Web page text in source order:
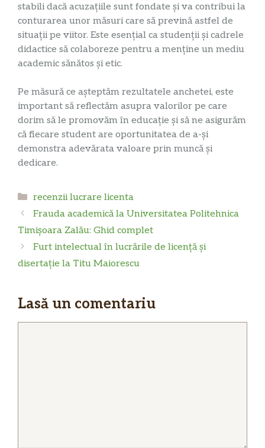
stabili dacă acuzațiile sunt fondate și va contribui la
conturarea unor măsuri care să prevină astfel de
situații pe viitor. Este esențial ca studenții și cadrele
didactice să colaboreze pentru a menține un mediu
academic sănătos și etic.
Pe măsură ce așteptăm rezultatele anchetei, este
important să reflectăm asupra valorilor pe care
dorim să le promovăm în educație și să ne asigurăm
că fiecare student are oportunitatea de a-și
demonstra adevărata valoare prin muncă și
dedicare.
Categorii
recenzii lucrare licenta
Frauda academică la Universitatea Politehnica
Timișoara Zalău: Ghid complet
Furt intelectual în lucrările de licență și
disertație la Titu Maiorescu
Lasă un comentariu